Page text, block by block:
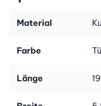
perfekt geeignet für
Effizient dank
Material
Farbe
Länge